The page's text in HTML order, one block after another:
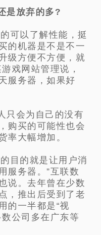
是放弃的多?
可以了解性能，挺
的机器是不是不一
级方便不方便，就
戏网站管理说，
服务器，如果好
只会为自己的没有
购买的可能性也会
率大幅增加。
目的就是让用户消
服务器。”互联数
说。去年曾在少数
，推出后受到了老
的一半都是“视
公司多在广东等